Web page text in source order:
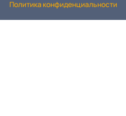
Политика конфиденциальности